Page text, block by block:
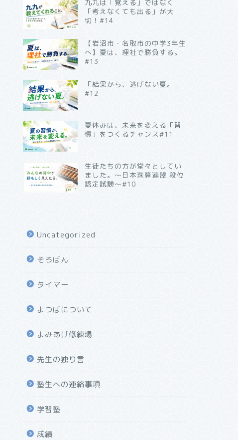
九九は「覚える」ではなく
「考えなくても出る」が大
切！#14
【岩沼市・名取市の中学3年生
へ】夏は、理社で勝負する。
#13
「結果から、逃げない夏。」
#12
夏休みは、未来を変える「習
慣」をつくるチャンス#11
生徒たちの方が堂々としてい
ました。～日本珠算連盟 段位
認定試験～#10
Uncategorized
そろばん
タイマー
よつばについて
よみあげ修練場
先生の独り言
塾生への連絡事項
学習塾
成績